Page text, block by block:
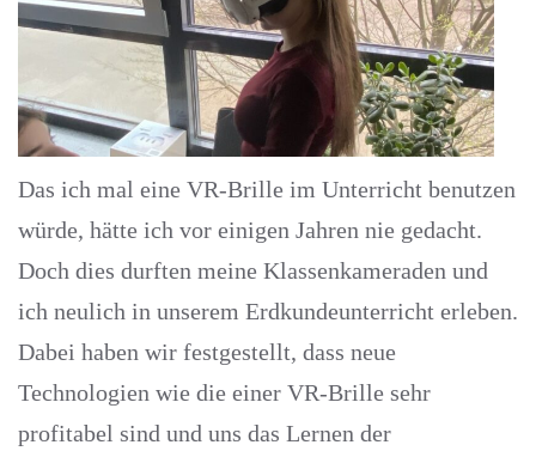
Das ich mal eine VR-Brille im Unterricht benutzen
würde, hätte ich vor einigen Jahren nie gedacht.
Doch dies durften meine Klassenkameraden und
ich neulich in unserem Erdkundeunterricht erleben.
Dabei haben wir festgestellt, dass neue
Technologien wie die einer VR-Brille sehr
profitabel sind und uns das Lernen der